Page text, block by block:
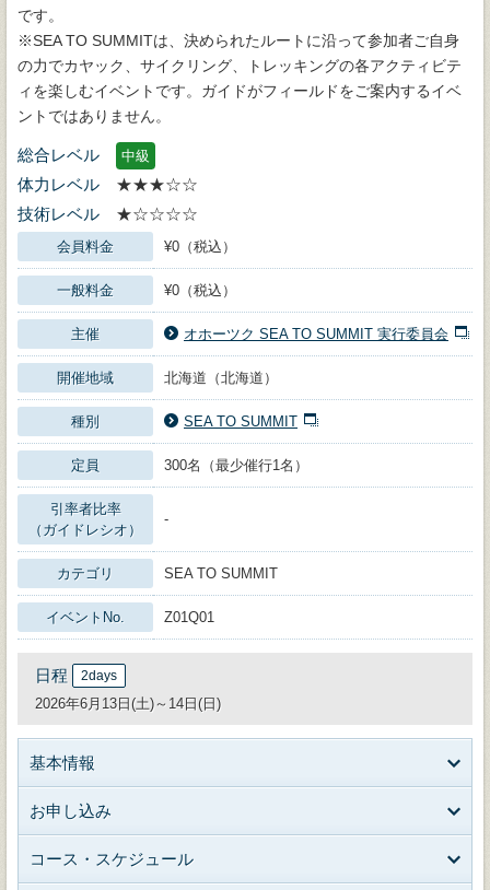
です。
※SEA TO SUMMITは、決められたルートに沿って参加者ご自身
の力でカヤック、サイクリング、トレッキングの各アクティビテ
ィを楽しむイベントです。ガイドがフィールドをご案内するイベ
ントではありません。
総合レベル 中級
体力レベル
★★★☆☆
技術レベル
★☆☆☆☆
会員料金 ¥0（税込）
一般料金 ¥0（税込）
主催 オホーツク SEA TO SUMMIT 実行委員会
開催地域 北海道（北海道）
種別 SEA TO SUMMIT
定員 300名（最少催行1名）
引率者比率
（ガイドレシオ）
-
カテゴリ SEA TO SUMMIT
イベントNo. Z01Q01
日程 2days
2026年6月13日(土)～14日(日)
基本情報
お申し込み
コース・スケジュール